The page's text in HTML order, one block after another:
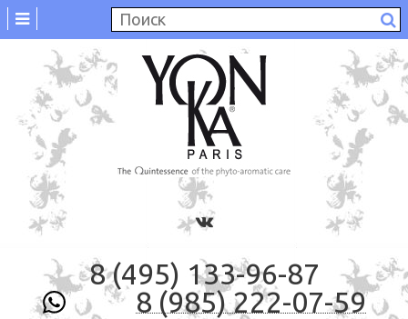
8 (495) 133-96-87
8 (985) 222-07-59